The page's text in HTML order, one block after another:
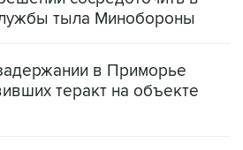
в Приморье
и ИИ на службе у